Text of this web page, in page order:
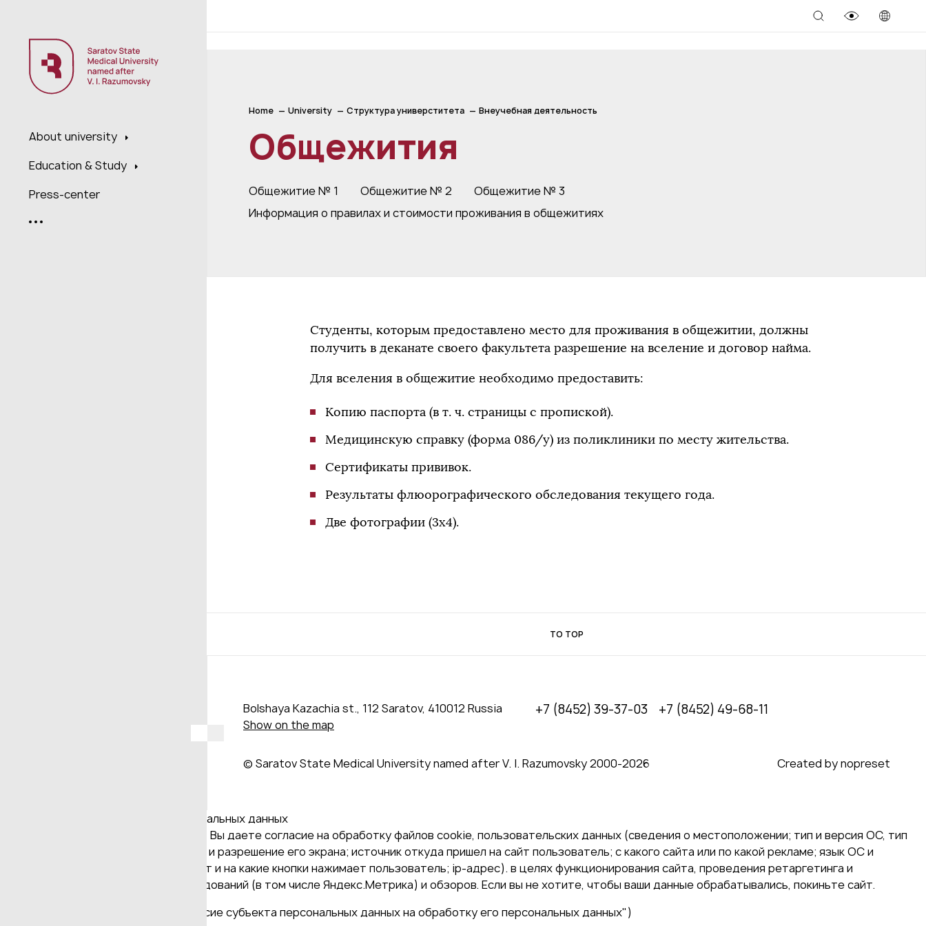
About university
Education & Study
Press-center
Home University Структура универститета Внеучебная деятельность
Общежития
Общежитие № 1 Общежитие № 2
Общежитие № 3
Информация о правилах и стоимости проживания в общежитиях
Студенты, которым предоставлено место для проживания в общежитии, должны
получить в деканате своего факультета разрешение на вселение и договор найма.
Для вселения в общежитие необходимо предоставить:
Копию паспорта (в т. ч. страницы с пропиской).
Медицинскую справку (форма 086/у) из поликлиники по месту жительства.
Сертификаты прививок.
Результаты флюорографического обследования текущего года.
Две фотографии (3х4).
TO TOP
Bolshaya Kazachia st., 112 Saratov, 410012 Russia
Show on the map
+7 (8452) 39-37-03 +7 (8452) 49-68-11
© Saratov State Medical University named after V. I. Razumovsky 2000‑2026 Created by nopreset
Даю согласие на обработку персональных данных
Продолжая использовать наш сайт, Вы даете согласие на обработку файлов cookie, пользовательских данных (сведения о местоположении; тип и версия ОС, тип
и версия Браузера; тип устройства и разрешение его экрана; источник откуда пришел на сайт пользователь; с какого сайта или по какой рекламе; язык ОС и
Браузер; какие страницы открывает и на какие кнопки нажимает пользователь; ip-адрес). в целях функционирования сайта, проведения ретаргетинга и
проведения статистических исследований (в том числе Яндекс.Метрика) и обзоров. Если вы не хотите, чтобы ваши данные обрабатывались, покиньте сайт.
(требование ФЗ №152 ч. (9) "Согласие субъекта персональных данных на обработку его персональных данных")